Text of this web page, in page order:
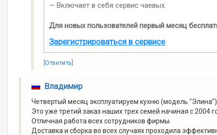
— Включает в себя сервис чаевых.
Для новых пользователей первый месяц
Зарегистрироваться в сервисе
[Ответить]
Владимир
Четвертый месяц эксплуатируем кухню (модель "Элина")
Это уже третий заказ наших трех семей начиная с
Отличная работа всех сотрудников фирмы.
Доставка и сборка во всех случаях проходила